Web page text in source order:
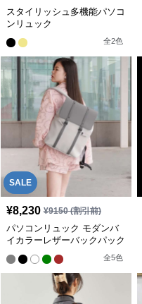
スタイリッシュ多機能パソコ
ンリュック
全2色
SALE
¥8,230 ¥9150(割引前)
パソコンリュック モダンバ
イカラーレザーバックパック
全5色